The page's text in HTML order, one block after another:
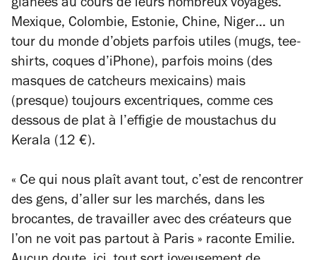
glanées au cours de leurs nombreux voyages.
Mexique, Colombie, Estonie, Chine, Niger… un
tour du monde d’objets parfois utiles (mugs, tee-
shirts, coques d’iPhone), parfois moins (des
masques de catcheurs mexicains) mais
(presque) toujours excentriques, comme ces
dessous de plat à l’effigie de moustachus du
Kerala (12 €).
« Ce qui nous plaît avant tout, c’est de rencontrer
des gens, d’aller sur les marchés, dans les
brocantes, de travailler avec des créateurs que
l’on ne voit pas partout à Paris » raconte Emilie.